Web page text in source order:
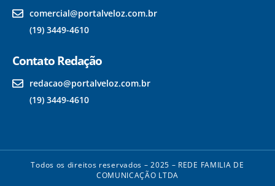
comercial@portalveloz.com.br
(19) 3449-4610
Contato Redação
redacao@portalveloz.com.br
(19) 3449-4610
Todos os direitos reservados – 2025 – REDE FAMILIA DE
COMUNICAÇÃO LTDA